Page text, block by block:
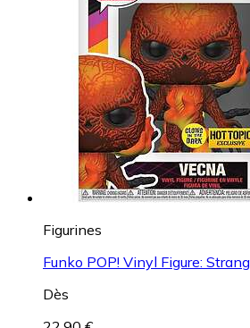
Figurines
Funko POP! Vinyl Figure:
Dès